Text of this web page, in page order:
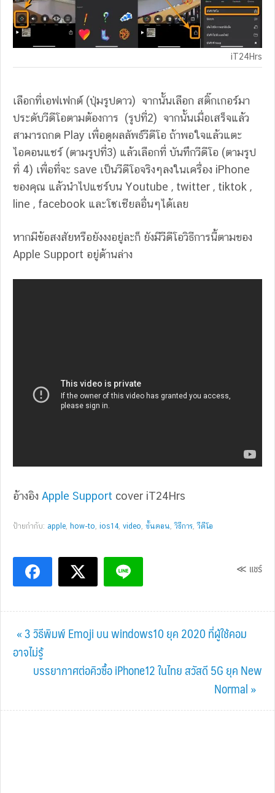
iT24Hrs
เลือกที่เอฟเฟกต์ (ปุ่มรูปดาว) จากนั้นเลือก สติ๊กเกอร์มา
ประดับวีดีโอตามต้องการ (รูปที่2) จากนั้นเมื่อเสร็จแล้ว
สามารถกด Play เพื่อดูผลลัพธ์วีดีโอ ถ้าพอใจแล้วแตะ
ไอคอนแชร์ (ตามรูปที่3) แล้วเลือกที่ บันทึกวีดีโอ (ตามรูป
ที่ 4) เพื่อที่จะ save เป็นวีดีโอจริงๆลงในเครื่อง iPhone
ของคุณ แล้วนำไปแชร์บน Youtube , twitter , tiktok ,
line , facebook และโซเชียลอื่นๆได้เลย
หากมีข้อสงสัยหรือยังงงอยู่ละก็ ยังมีวีดีโอวิธีการนี้ตามของ
Apple Support อยู่ด้านล่าง
อ้างอิง Apple Support cover iT24Hrs
ป้ายกำกับ: apple how-to ios14, video ขั้นตอน ,วิธีการ ,วีดีโอ
≪ แชร์
Previous
Post:
« 3 วิธีพิมพ์ Emoji บน windows10 ยุค 2020 ที่ผู้ใช้คอม
อาจไม่รู้
Next
บรรยากาศต่อคิวซื้อ iPhone12 ในไทย สวัสดี 5G ยุค New
Normal »